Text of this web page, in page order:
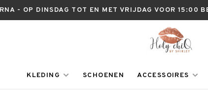
- OP DINSDAG TOT EN MET VRIJDAG VOOR 15:00
KLEDING SCHOENEN ACCESSOIRES